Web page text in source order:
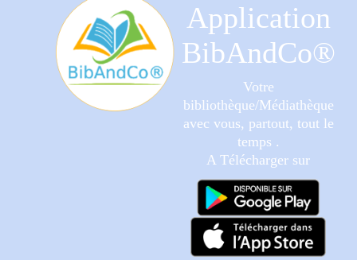
Application
BibAndCo®
Votre
bibliothèque/Médiathèque
avec vous, partout, tout le
temps .
A Télécharger sur